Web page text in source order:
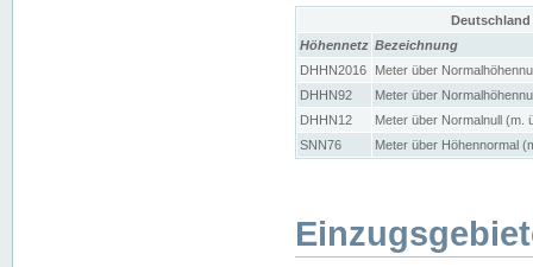
Höhennetz Bezeichnung
DHHN2016
Meter über
DHHN92
Meter über
DHHN12
Meter über Normalnull (m.
SNN76
Meter über Höhennormal